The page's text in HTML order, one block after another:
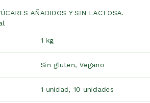
AÑADIDOS Y SIN LACTOSA.
1 kg
Sin gluten,Vegano
1 unidad, 10 unidades